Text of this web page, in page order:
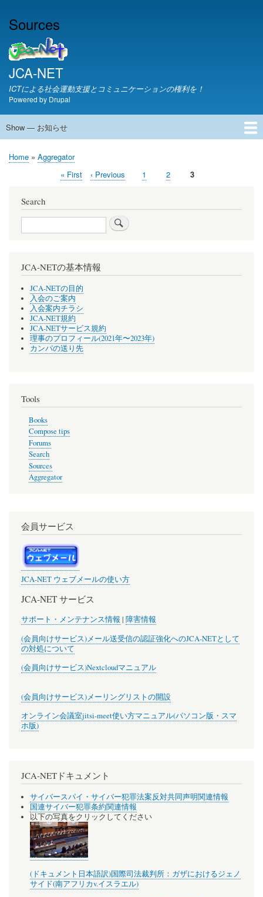
Sources
JCA-NET
ICTによる社会運動支援とコミュニケーションの権利を！
Powered by Drupal
お
ら
Show — お知らせ
JCA-NETからのお知らせ
Breadcrumb
Home Aggregator
First
« First
Previous
‹ Previous Page
1 Page
2
Current
3
Search
Search
JCA-NETの基本情報
JCA-NETの目的
入会のご案内
入会案内チラシ
JCA-NET規約
JCA-NETサービス規約
理事のプロフィール(2021年〜2023年)
カンパの送り先
Tools
Books
Compose tips
Forums
Search
Sources
Aggregator
会員サービス
JCA-NET ウェブメールの使い方
JCA-NET サービス
サポート・メンテナンス情報| 障害情報
(会員向けサービス)メール送受信の認証強化へのJCA-NETとして
の対処について
(会員向けサービス)Nextcloudマニュアル
(会員向けサービス)メーリングリストの開設
オンライン会議室jitsi-meet使い方マニュアル(パソコン版・スマ
ホ版)
JCA-NETドキュメント
サイバースパイ・サイバー犯罪法案反対共同声明関連情報
国連サイバー犯罪条約関連情報
以下の写真をクリックしてください
(ドキュメント日本語訳)国際司法裁判所：ガザにおけるジェノ
サイド(南アフリカv.イスラエル)